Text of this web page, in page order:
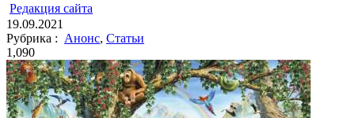
Редакция cайта
19.09.2021
Рубрика : Анонс, Статьи
1,090